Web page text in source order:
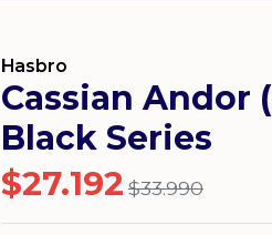
Hasbro
Cassian Andor
Black Series
$27.192 $33.990